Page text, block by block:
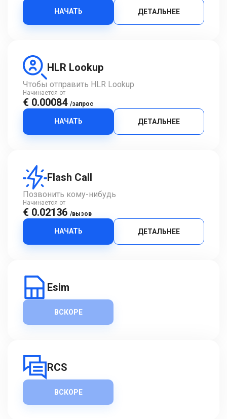
НАЧАТЬ ДЕТАЛЬНЕЕ
HLR Lookup
Чтобы отправить HLR Lookup
Начинается от
€ 0.00084 /запрос
НАЧАТЬ ДЕТАЛЬНЕЕ
Flash Call
Позвонить кому-нибудь
Начинается от
€ 0.02136 /вызов
НАЧАТЬ ДЕТАЛЬНЕЕ
Esim
ВСКОРЕ
RCS
ВСКОРЕ